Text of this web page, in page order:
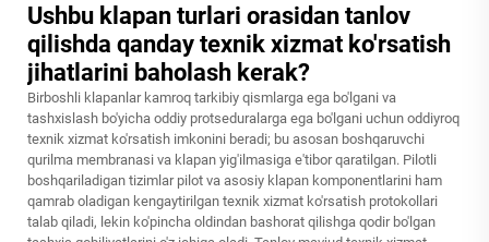
Ushbu klapan turlari orasidan tanlov
qilishda qanday texnik xizmat ko'rsatish
jihatlarini baholash kerak?
Birboshli klapanlar kamroq tarkibiy qismlarga ega bo'lgani va
tashxislash bo'yicha oddiy protseduralarga ega bo'lgani uchun oddiyroq
texnik xizmat ko'rsatish imkonini beradi; bu asosan boshqaruvchi
qurilma membranasi va klapan yig'ilmasiga e'tibor qaratilgan. Pilotli
boshqariladigan tizimlar pilot va asosiy klapan komponentlarini ham
qamrab oladigan kengaytirilgan texnik xizmat ko'rsatish protokollari
talab qiladi, lekin ko'pincha oldindan bashorat qilishga qodir bo'lgan